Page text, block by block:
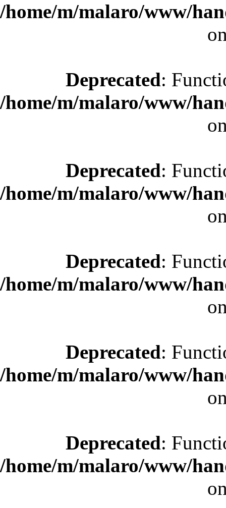
/home/m/malaro/www/
Deprecated:
/home/m/malaro/www/
Deprecated:
/home/m/malaro/www/
Deprecated:
/home/m/malaro/www/
Deprecated:
/home/m/malaro/www/
Deprecated:
/home/m/malaro/www/